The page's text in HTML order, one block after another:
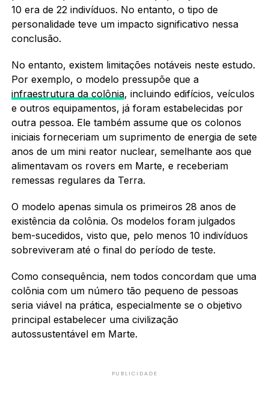
10 era de 22 indivíduos. No entanto, o tipo de
personalidade teve um impacto significativo nessa
conclusão.
No entanto, existem limitações notáveis ​​neste estudo.
Por exemplo, o modelo pressupõe que a
infraestrutura da colônia, incluindo edifícios, veículos
e outros equipamentos, já foram estabelecidas por
outra pessoa. Ele também assume que os colonos
iniciais forneceriam um suprimento de energia de sete
anos de um mini reator nuclear, semelhante aos que
alimentavam os rovers em Marte, e receberiam
remessas regulares da Terra.
O modelo apenas simula os primeiros 28 anos de
existência da colônia. Os modelos foram julgados
bem-sucedidos, visto que, pelo menos 10 indivíduos
sobreviveram até o final do período de teste.
Como consequência, nem todos concordam que uma
colônia com um número tão pequeno de pessoas
seria viável na prática, especialmente se o objetivo
principal estabelecer uma civilização
autossustentável em Marte.
PUBLICIDADE